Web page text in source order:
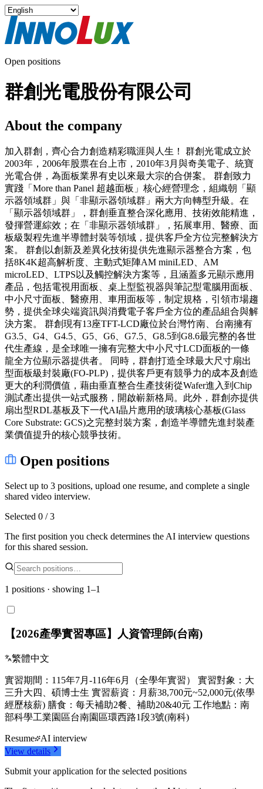
Open positions
群創光電股份有限公司
About the company
加入群創，齊心合力創造精彩職涯與人生！ 群創光電成立於
2003年，2006年股票在台上市，2010年3月與奇美電子、統寶
光電合併，為面板業界有史以來最大宗的合併案。 群創致力
實踐「More than Panel 超越面板」核心經營理念，組織朝「顯
示器領域群」與「非顯示器領域群」兩大方向轉型升級。在
「顯示器領域群」，群創垂直整合深化應用、技術效能精進，
發揮營運綜效；在「非顯示器領域群」，拓展車用、醫療、面
板級製程先進半導體封裝等領域，提供客戶全方位完整解決方
案。 群創以創新及差異化技術提供先進顯示器整合方案，包
括8K4K超高解析度、主動式矩陣AM miniLED、AM
microLED、LTPS以及觸控解決方案等，且涵蓋多元顯示應用
產品，包括電視用面板、桌上型監視器與筆記型電腦用面板、
中小尺寸面板、醫療用、車用面板等，制定規格，引領市場趨
勢，提供全球尖端資訊與消費電子客戶全方位的產品組合與解
決方案。 群創現有13座TFT-LCD廠位於台灣竹南、台南擁有
G3.5、G4、G4.5、G5、G6、G7.5、G8.5到G8.6最完整的各世
代生產線，是全球唯一擁有完整大中小尺寸LCD面板的一條
龍全方位顯示器提供者。 同時，群創打造全球最大尺寸扇出
型面板級封裝廠(FO-PLP)，提供客戶更有競爭力的成本及創造
更大的利潤價值，藉由垂直整合生產技術從Wafer進入到Chip
測試產出提供一站式服務，開啟嶄新格局。此外，群創亦提供
扇出型RDL基板及下一代AI晶片應用的玻璃核心基板(Glass
Core Substrate: GCS)之完整封裝方案，創造半導體先進封裝產
業價值提升的核心競爭技術。
Open positions
Select up to 3 positions, upload one resume, and complete a single
shared video interview.
Selected 0 / 3
The first position you check determines the AI interview questions
for this shared session.
1 positions · showing 1–1
【2026產學實習專區】人資管理師(台南)
繁體中文
實習期間：115年7月-116年6月（全學年實習） 實習對象：大
三升大四、碩博士生 實習薪資：月薪38,700元~52,000元(依學
經歷核薪) 膳食：每天補助2餐、補助20&40元 工作地點：南
部科學工業園區台南園區環西路1段3號(南科)
Resume
AI interview
View details
Submit your application for the selected positions